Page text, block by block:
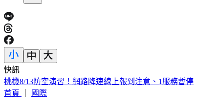
快訊
下週一颱風假？白海豚路徑更偏南了 1縣市恐陸警
首頁
國際